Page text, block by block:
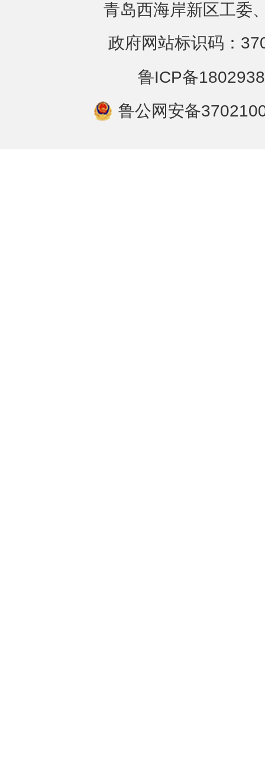
青岛西海岸新区工委
政府网站标识码：
鲁ICP备
鲁公网安备